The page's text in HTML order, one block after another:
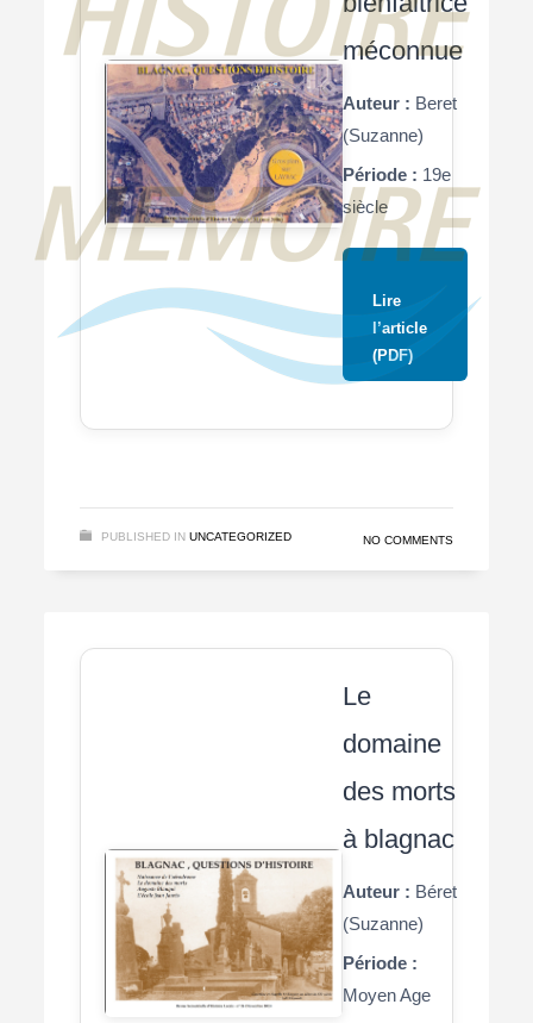
méconnue
Auteur : Beret
(Suzanne)
Période : 19e
siècle
Lire
l’article
(PDF)
PUBLISHED IN UNCATEGORIZED NO COMMENTS
Le
domaine
des morts
à blagnac
Auteur : Béret
(Suzanne)
Période :
Moyen Age